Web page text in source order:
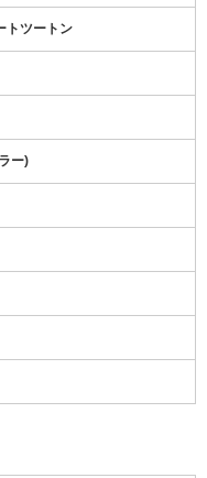
トツートン
ー)